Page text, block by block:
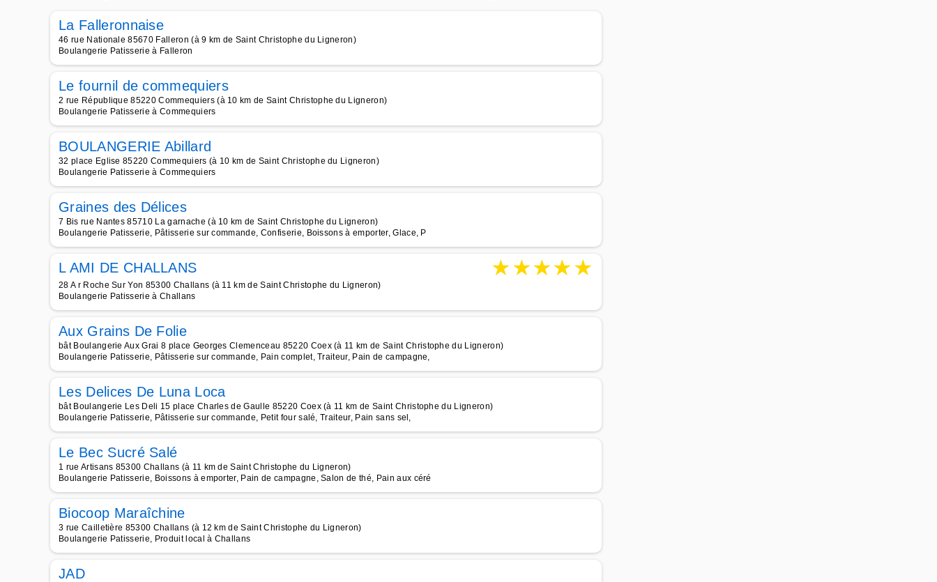
La Falleronnaise
46 rue Nationale 85670 Falleron (à 9 km de Saint Christophe du Ligneron)
Boulangerie Patisserie à Falleron
Le fournil de commequiers
2 rue République 85220 Commequiers (à 10 km de Saint Christophe du Ligneron)
Boulangerie Patisserie à Commequiers
BOULANGERIE Abillard
32 place Eglise 85220 Commequiers (à 10 km de Saint Christophe du Ligneron)
Boulangerie Patisserie à Commequiers
Graines des Délices
7 Bis rue Nantes 85710 La garnache (à 10 km de Saint Christophe du Ligneron)
Boulangerie Patisserie, Pâtisserie sur commande, Confiserie, Boissons à emporter, Glace, P
L AMI DE CHALLANS ★★★★★
28 A r Roche Sur Yon 85300 Challans (à 11 km de Saint Christophe du Ligneron)
Boulangerie Patisserie à Challans
Aux Grains De Folie
bât Boulangerie Aux Grai 8 place Georges Clemenceau 85220 Coex (à 11 km de Saint Christophe du Ligneron)
Boulangerie Patisserie, Pâtisserie sur commande, Pain complet, Traiteur, Pain de campagne,
Les Delices De Luna Loca
bât Boulangerie Les Deli 15 place Charles de Gaulle 85220 Coex (à 11 km de Saint Christophe du Ligneron)
Boulangerie Patisserie, Pâtisserie sur commande, Petit four salé, Traiteur, Pain sans sel,
Le Bec Sucré Salé
1 rue Artisans 85300 Challans (à 11 km de Saint Christophe du Ligneron)
Boulangerie Patisserie, Boissons à emporter, Pain de campagne, Salon de thé, Pain aux céré
Biocoop Maraîchine
3 rue Cailletière 85300 Challans (à 12 km de Saint Christophe du Ligneron)
Boulangerie Patisserie, Produit local à Challans
JAD